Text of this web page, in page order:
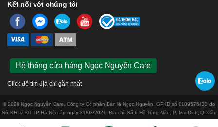
Kết nối với chúng tôi
Hệ thống cửa hàng Ngọc Nguyên Care
Click để tìm địa chỉ gần nhất
© 2026 Ngọc Nguyễn Care. Công ty Cổ phần Bán lẻ Ngọc Nguyễn. GPKD số 0109576433 do
Sở KH và ĐT TP Hà Nội cấp ngày 31/03/2021. Địa chỉ: Số 6 Hồ Tùng Mậu, P. Mai Dịch, Q. Cầu